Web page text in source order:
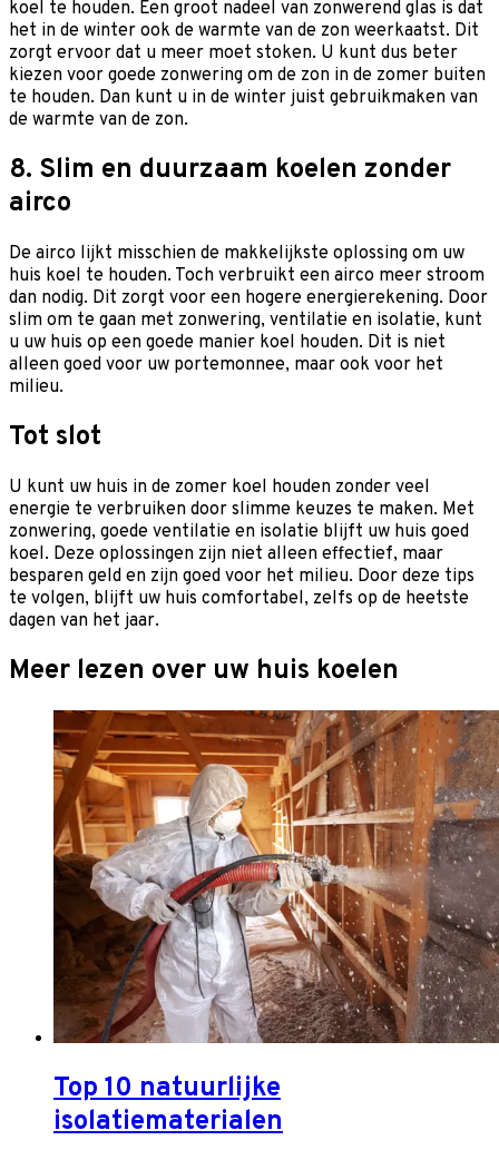
koel te houden. Een groot nadeel van zonwerend glas is dat
het in de winter ook de warmte van de zon weerkaatst. Dit
zorgt ervoor dat u meer moet stoken. U kunt dus beter
kiezen voor goede zonwering om de zon in de zomer buiten
te houden. Dan kunt u in de winter juist gebruikmaken van
de warmte van de zon.
8. Slim en duurzaam koelen zonder
airco
De airco lijkt misschien de makkelijkste oplossing om uw
huis koel te houden. Toch verbruikt een airco meer stroom
dan nodig. Dit zorgt voor een hogere energierekening. Door
slim om te gaan met zonwering, ventilatie en isolatie, kunt
u uw huis op een goede manier koel houden. Dit is niet
alleen goed voor uw portemonnee, maar ook voor het
milieu.
Tot slot
U kunt uw huis in de zomer koel houden zonder veel
energie te verbruiken door slimme keuzes te maken. Met
zonwering, goede ventilatie en isolatie blijft uw huis goed
koel. Deze oplossingen zijn niet alleen effectief, maar
besparen geld en zijn goed voor het milieu. Door deze tips
te volgen, blijft uw huis comfortabel, zelfs op de heetste
dagen van het jaar.
Meer lezen over uw huis koelen
Top 10 natuurlijke
isolatiematerialen